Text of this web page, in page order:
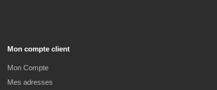
Mon compte client
Mon Compte
Mes adresses